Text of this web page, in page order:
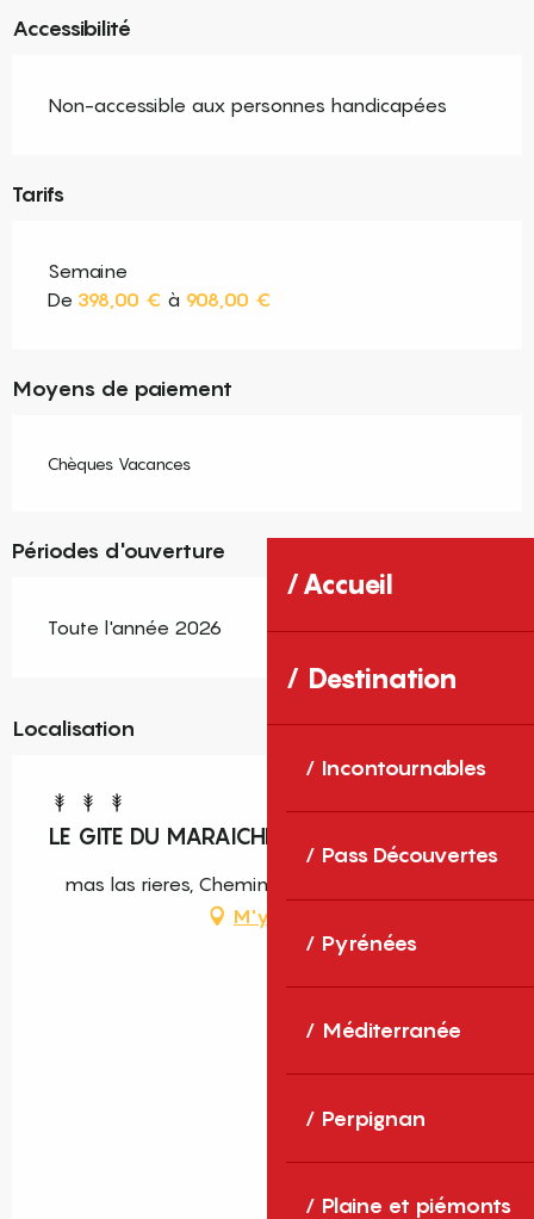
Accueil
Destination
Incontournables
Pass Découvertes
Pyrénées
Méditerranée
Perpignan
Plaine et piémonts
Accessibilité
Non-accessible aux personnes handicapées
Tarifs
Semaine
De 398,00 € à 908,00 €
Moyens de paiement
Chèques Vacances
Périodes d'ouverture
Toute l'année 2026
Localisation
LE GITE DU MARAICHER
mas las rieres, Chemin de la mer, 66200 Elne
M'y rendre